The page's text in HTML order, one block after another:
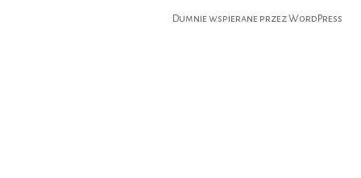
Dumnie wspierane przez WordPress